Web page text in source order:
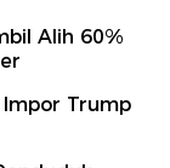
Alih 60%
Trump